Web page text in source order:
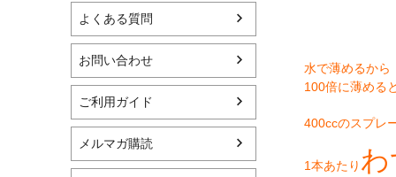
よくある質問
お問い合わせ
ご利用ガイド
メルマガ購読
水で薄めるから
100倍に薄める
400ccのスプレ
1本あたり